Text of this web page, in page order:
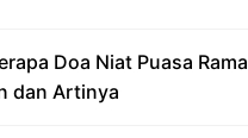
Doa Niat Puasa
dan Artinya